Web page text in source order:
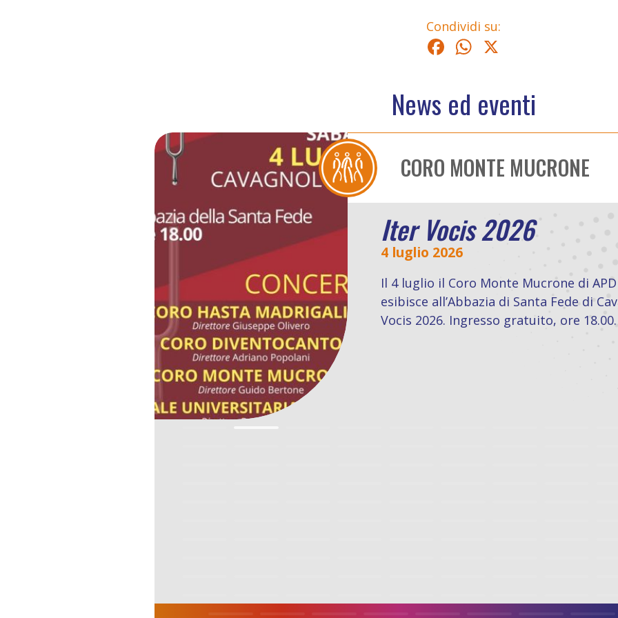
Condividi su:
Facebook
WhatsApp
News ed eventi
CORO MONTE MUCRONE
Iter Vocis 2026
Il 4 luglio il Coro Monte Mucrone di APD Pietro Micca si
esibisce all’Abbazia di Santa Fede di Cavagnolo per Iter
Vocis 2026. Ingresso gratuito, ore 18.00.